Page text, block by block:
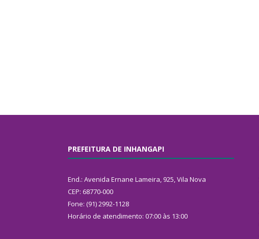
PREFEITURA DE INHANGAPI
End.: Avenida Ernane Lameira, 925, Vila Nova
CEP: 68770-000
Fone: (91) 2992-1128
Horário de atendimento: 07:00 às 13:00